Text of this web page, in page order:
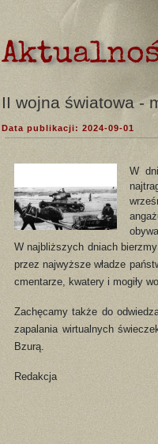
II wojna światowa -
Data publikacji: 2024-09-01
W
W najbliższych dniach
przez najwyższe władze
cmentarze, kwatery i mogiły
Zachęcamy także do
zapalania wirtualnych
Bzurą.
Redakcja